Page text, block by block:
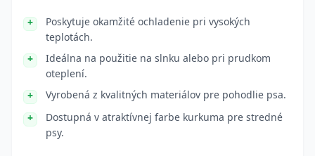
Poskytuje okamžité ochladenie pri vysokých
teplotách.
Ideálna na použitie na slnku alebo pri prudkom
oteplení.
Vyrobená z kvalitných materiálov pre pohodlie psa.
Dostupná v atraktívnej farbe kurkuma pre stredné
psy.